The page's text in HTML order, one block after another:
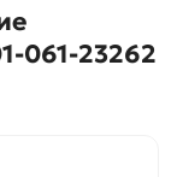
061-23262